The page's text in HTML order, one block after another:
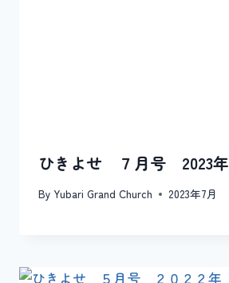
ひきよせ ７月号 2023年
By Yubari Grand Church 2023年7月